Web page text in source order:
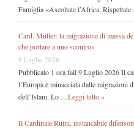
Famiglia «Ascoltate l’Africa. Rispettate
Card. Müller: la migrazione di massa
che portare a uno scontro»
9 Luglio 2026
Pubblicato 1 ora fail 9 Luglio 2026 Il
l’Europa è minacciata dalle migrazioni
dell’Islam. Lo … Leggi tutto »
Il Cardinale Ruini, instancabile